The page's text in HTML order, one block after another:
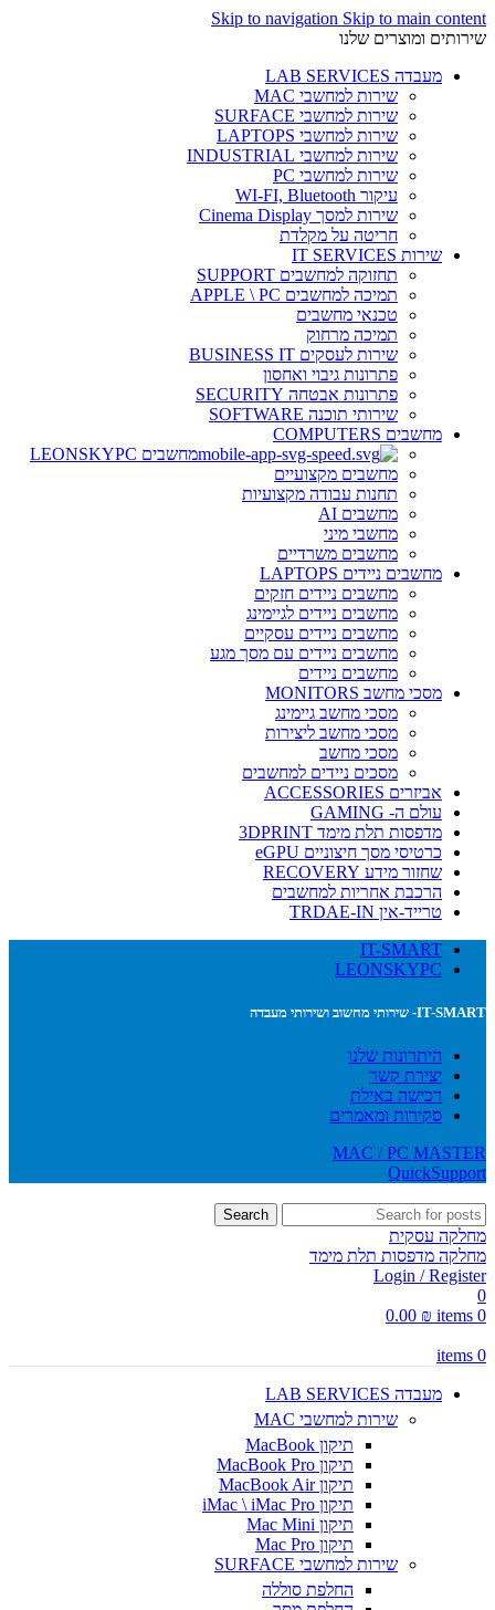
Skip to navigation Skip to main content
שירותים ומוצרים שלנו
מעבדה LAB SERVICES
שירות למחשבי MAC
שירות למחשבי SURFACE
שירות למחשבי LAPTOPS
שירות למחשבי INDUSTRIAL
שירות למחשבי PC
עיקור WI-FI, Bluetooth
שירות למסך Cinema Display
חריטה על מקלדת
שירות IT SERVICES
תחזוקה למחשבים SUPPORT
תמיכה למחשבים APPLE \ PC
טכנאי מחשבים
תמיכה מרחוק
שירות לעסקים BUSINESS IT
פתרונות גיבוי ואחסון
פתרונות אבטחה SECURITY
שירותי תוכנה SOFTWARE
מחשבים COMPUTERS
מחשבים LEONSKYPC
מחשבים מקצועיים
תחנות עבודה מקצועיות
מחשבים AI
מחשבי מיני
מחשבים משרדיים
מחשבים ניידים LAPTOPS
מחשבים ניידים חזקים
מחשבים ניידים לגיימינג
מחשבים ניידים עסקיים
מחשבים ניידים עם מסך מגע
מחשבים ניידים
מסכי מחשב MONITORS
מסכי מחשב גיימינג
מסכי מחשב ליצירות
מסכי מחשב
מסכים ניידים למחשבים
אביזרים ACCESSORIES
עולם ה- GAMING
מדפסות תלת מימד 3DPRINT
כרטיסי מסך חיצוניים eGPU
שחזור מידע RECOVERY
הרכבת אחריות למחשבים
טרייד-אין TRDAE-IN
IT-SMART
LEONSKYPC
IT-SMART- שירותי מחשוב ושירותי מעבדה
היתרונות שלנו
יצירת קשר
רכישה באילת
סקירות ומאמרים
MAC / PC MASTER
QuickSupport
Search
מחלקה עסקית
מחלקה מדפסות תלת מימד
Login / Register
0
0
items
0.00 ₪
0
items
מעבדה LAB SERVICES
שירות למחשבי MAC
תיקון MacBook
תיקון MacBook Pro
תיקון MacBook Air
תיקון iMac \ iMac Pro
תיקון Mac Mini
תיקון Mac Pro
שירות למחשבי SURFACE
החלפת סוללה